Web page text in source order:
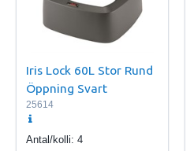
Iris Lock 60L Stor Rund
Öppning Svart
25614
Antal/kolli: 4